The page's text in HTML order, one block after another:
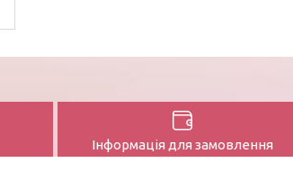
Інформація для замовлення